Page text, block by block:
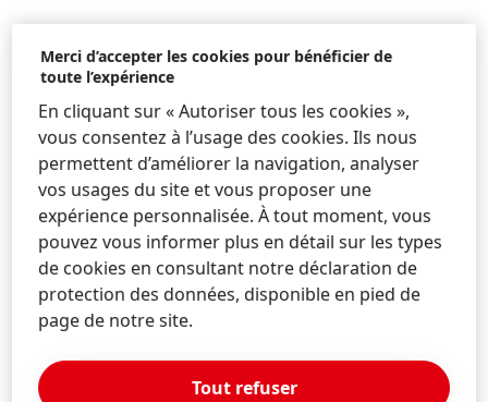
Statement
Merci d’accepter les cookies pour bénéficier de
toute l’expérience
En cliquant sur « Autoriser tous les cookies »,
vous consentez à l’usage des cookies. Ils nous
permettent d’améliorer la navigation, analyser
vos usages du site et vous proposer une
expérience personnalisée. À tout moment, vous
pouvez vous informer plus en détail sur les types
de cookies en consultant notre déclaration de
protection des données, disponible en pied de
page de notre site.
Tout refuser